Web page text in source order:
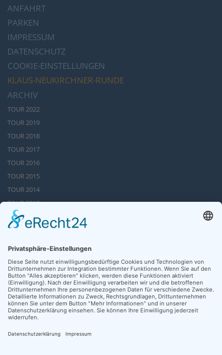
ANFAHRT
PARKEN
IMPRESSUM
DATENSCHUTZ
COOKIE-EINSTELLUNGEN
KLAUS-NEUKIRCHNER-RUNDE
ARCHIV
TOUR 2022
TOUR 2019
TOUR 2018
TOUR 2017
TOUR 2016
TOUR 2015
TOUR 2014
TOUR 2013
TOUR 2012
TOUR 2011